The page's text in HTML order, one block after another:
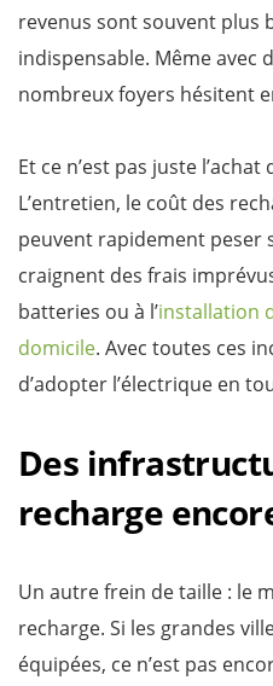
revenus sont souvent plus
indispensable. Même avec
nombreux foyers hésitent
Et ce n’est pas juste
L’entretien, le coût des
peuvent rapidement peser
craignent des frais
batteries ou à l’installation
domicile. Avec toutes ces
d’adopter l’électrique en
Des
recharge
Un autre frein de taille : le
recharge. Si les grandes
équipées, ce n’est pas